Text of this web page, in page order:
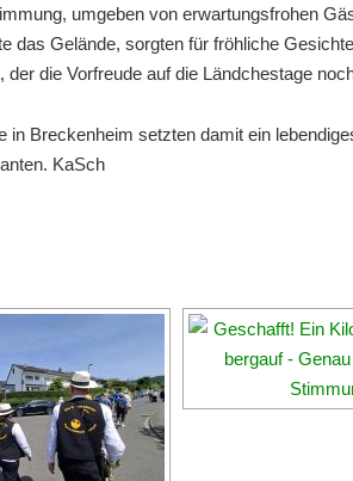
umgeben von erwartungsfrohen
das Gelände, sorgten für fröhliche
der die Vorfreude auf die Ländchestage
in Breckenheim setzten damit ein
KaSch